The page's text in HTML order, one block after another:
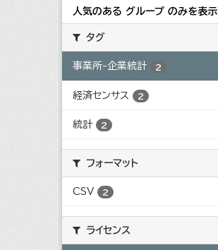
人気のある グループ のみを表示
タグ
事業所-企業統計 2
経済センサス 2
統計 2
フォーマット
CSV 2
ライセンス